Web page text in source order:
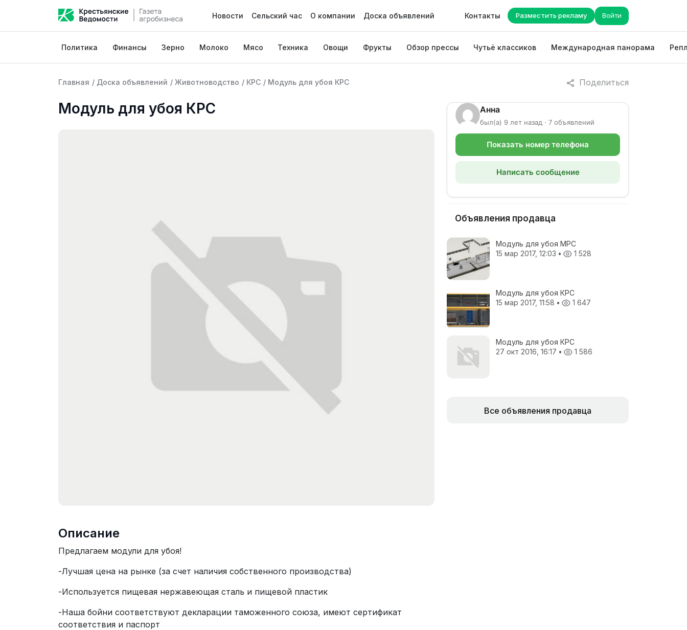
Новости Сельский час О компании Доска объявлений Контакты Разместить рекламу Войти
Политика Финансы Зерно Молоко Мясо Техника Овощи Фрукты Обзор прессы Чутьё классиков Международная панорама
Поделиться
Главная / Доска объявлений / Животноводство / КРС / Модуль для убоя КРС
Модуль для убоя КРС
Описание
Предлагаем модули для убоя!
-Лучшая цена на рынке (за счет наличия собственного производства)
-Используется пищевая нержавеющая сталь и пищевой пластик
-Наша бойни соответствуют декларации таможенного союза, имеют сертификат
соответствия и паспорт
Анна
был(а) 9 лет назад · 7 объявлений
Показать номер телефона
Написать сообщение
Объявления продавца
Модуль для убоя МРС
15 мар 2017, 12:03 • 1 528
Модуль для убоя КРС
15 мар 2017, 11:58 • 1 647
Модуль для убоя КРС
27 окт 2016, 16:17 • 1 586
Все объявления продавца